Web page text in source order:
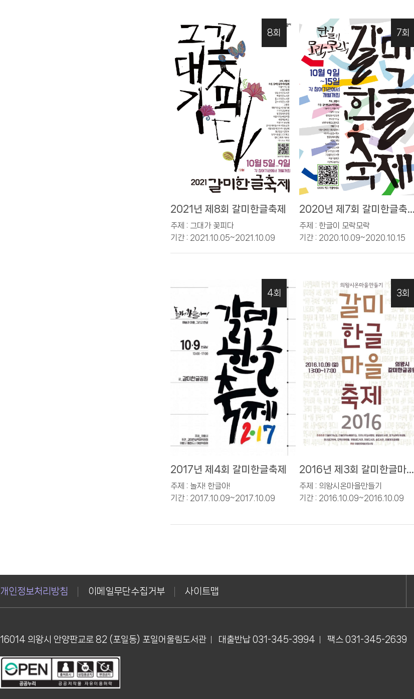
2021년 제8회 갈미한글축제
주제 : 그대가 꽃피다
기간 : 2021.10.05~2021.10.09
8회
2020년 제7회 갈미한글축
제
주제 : 한글이 모락모락
기간 : 2020.10.09~2020.10.15
7회
2017년 제4회 갈미한글축제
주제 : 놀자! 한글아!
기간 : 2017.10.09~2017.10.09
4회
2016년 제3회 갈미한글마을
축제
주제 : 의왕시온마을만들기
기간 : 2016.10.09~2016.10.09
3회
개인정보처리방침 이메일무단수집거부 사이트맵
16014 의왕시 안양판교로 82 (포일동) 포일어울림도서관 대출반납 031-345-3994 팩스 031-345-2639